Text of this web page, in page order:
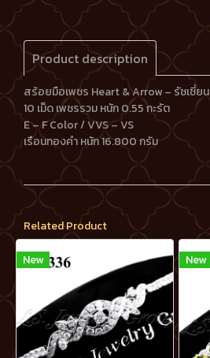
Product description
สร้อยมือเพชร Heart & Arrow – รัชเชี่ยน
10 เม็ด เพชรรวม หนัก 0.55 กะรัต
E – F Color / VVS – VS
เรือนทองคำ หนัก 16.800 กรัม
Related Product
New New